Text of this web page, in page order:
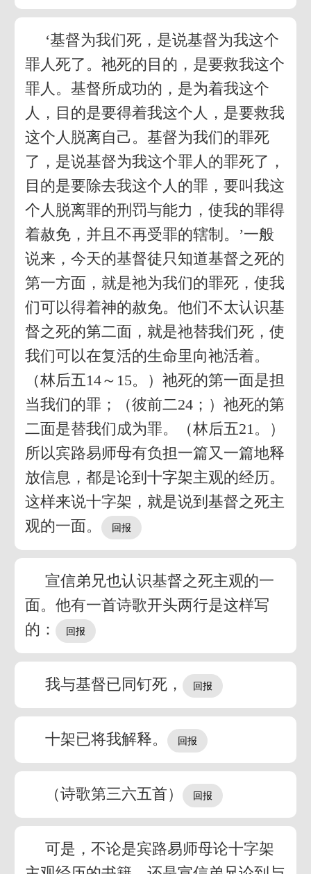
‘基督为我们死，是说基督为我这个
罪人死了。祂死的目的，是要救我这个
罪人。基督所成功的，是为着我这个
人，目的是要得着我这个人，是要救我
这个人脱离自己。基督为我们的罪死
了，是说基督为我这个罪人的罪死了，
目的是要除去我这个人的罪，要叫我这
个人脱离罪的刑罚与能力，使我的罪得
着赦免，并且不再受罪的辖制。’一般
说来，今天的基督徒只知道基督之死的
第一方面，就是祂为我们的罪死，使我
们可以得着神的赦免。他们不太认识基
督之死的第二面，就是祂替我们死，使
我们可以在复活的生命里向祂活着。
（林后五14～15。）祂死的第一面是担
当我们的罪；（彼前二24；）祂死的第
二面是替我们成为罪。（林后五21。）
所以宾路易师母有负担一篇又一篇地释
放信息，都是论到十字架主观的经历。
这样来说十字架，就是说到基督之死主
观的一面。
宣信弟兄也认识基督之死主观的一
面。他有一首诗歌开头两行是这样写
的：
我与基督已同钉死，
十架已将我解释。
（诗歌第三六五首）
可是，不论是宾路易师母论十字架